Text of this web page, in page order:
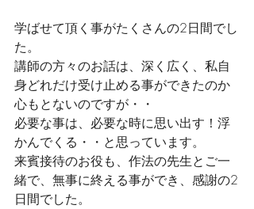
学ばせて頂く事がたくさんの2日間でし
た。
講師の方々のお話は、深く広く、私自
身どれだけ受け止める事ができたのか
心もとないのですが・・
必要な事は、必要な時に思い出す！浮
かんでくる・・と思っています。
来賓接待のお役も、作法の先生とご一
緒で、無事に終える事ができ、感謝の2
日間でした。